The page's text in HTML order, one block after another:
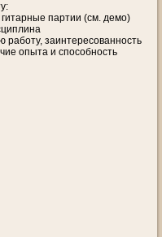
гитарные партии (см. демо)
работу, заинтересованность
опыта и способность